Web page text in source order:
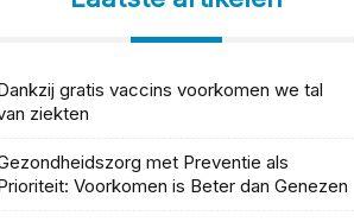
gratis vaccins voorkomen we tal
ziekten
met Preventie als
Voorkomen is Beter dan Genezen